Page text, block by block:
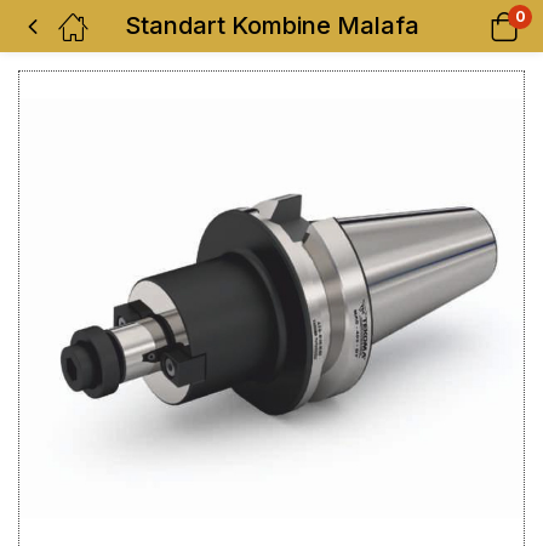
Standart Kombine Malafa 0